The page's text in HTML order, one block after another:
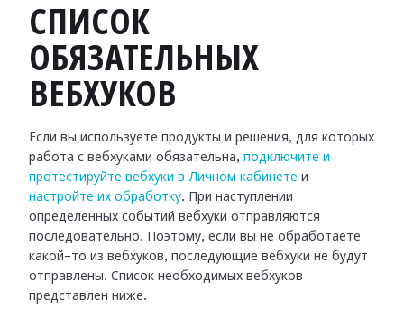
СПИСОК
ОБЯЗАТЕЛЬНЫХ
ВЕБХУКОВ
Если вы используете продукты и решения, для которых
работа с вебхуками обязательна, подключите и
протестируйте вебхуки в Личном кабинете и
настройте их обработку.
При наступлении
определенных событий вебхуки отправляются
последовательно.
Поэтому, если вы не обработаете
какой-то из вебхуков, последующие вебхуки не будут
отправлены. Список необходимых вебхуков
представлен ниже.